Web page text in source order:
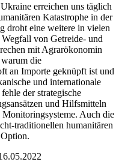
erreichen uns täglich
Katastrophe in der
droht eine weitere in vielen
von Getreide- und
mit Agrarökonomin
die
an Importe geknüpft ist und
und internationale
der strategische
und Hilfsmitteln
Auch die
traditionellen humanitären